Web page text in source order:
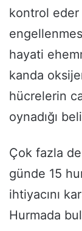
kontrol eder
hayati
kanda
hücrelerin
oynadığı
Çok fazla
günde 15
ihtiyacını
Hurmada